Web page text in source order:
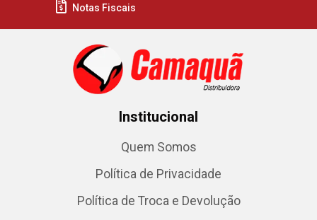
Notas Fiscais
Institucional
Quem Somos
Política de Privacidade
Política de Troca e Devolução